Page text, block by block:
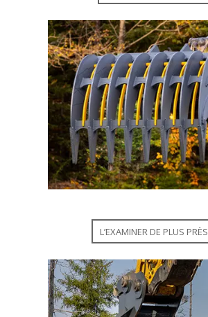
L’EXAMINER DE PLUS PRÈS